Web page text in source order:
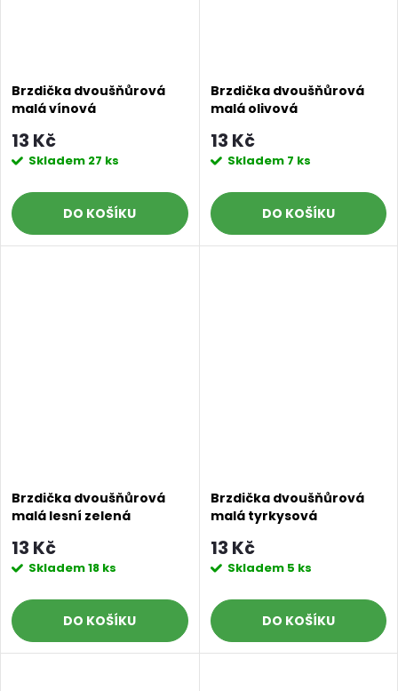
Brzdička dvoušňůrová
malá vínová
13 Kč
Skladem 27 ks
DO KOŠÍKU
Brzdička dvoušňůrová
malá olivová
13 Kč
Skladem 7 ks
DO KOŠÍKU
Brzdička dvoušňůrová
malá lesní zelená
13 Kč
Skladem18 ks
DO KOŠÍKU
Brzdička dvoušňůrová
malá tyrkysová
13 Kč
Skladem 5 ks
DO KOŠÍKU